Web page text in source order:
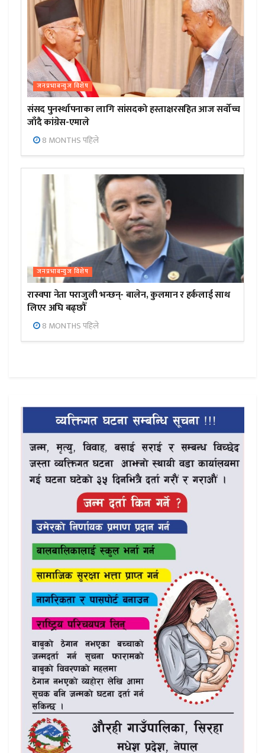
जनप्रभाबन्युज विशेष
संसद पुनर्स्थापनाका लागि सांसदको हस्ताक्षरसहित आज सर्वोच्च
जाँदै कांग्रेस-एमाले
8 MONTHS पहिले
जनप्रभाबन्युज विशेष
रास्वपा नेता पराजुली भन्छन्- बालेन, कुलमान र हर्कलाई साथ
लिएर अघि बढ्छौँ
8 MONTHS पहिले